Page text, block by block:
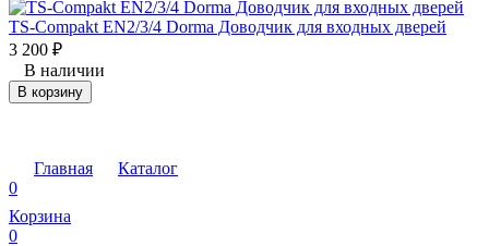
TS-Compakt EN2/3/4 Dorma Доводчик для входных дверей
3 200 ₽
В наличии
В корзину
Главная
Каталог
0
Корзина
0